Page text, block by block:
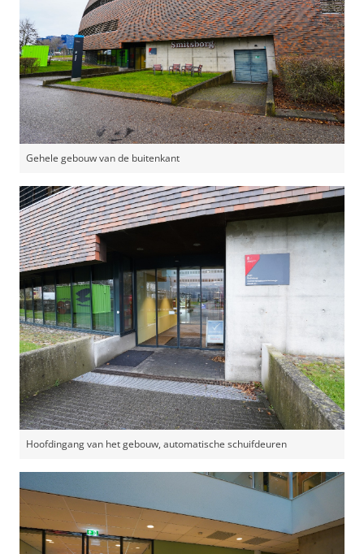
Gehele gebouw van de buitenkant
Hoofdingang van het gebouw, automatische schuifdeuren